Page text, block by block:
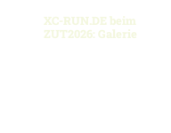
XC-RUN.DE beim
ZUT2026: Galerie